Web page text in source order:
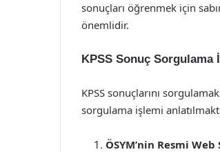
sonuçları öğrenmek için
önemlidir.
KPSS Sonuç Sorgulama
KPSS sonuçlarını
sorgulama işlemi
ÖSYM’nin Resmi